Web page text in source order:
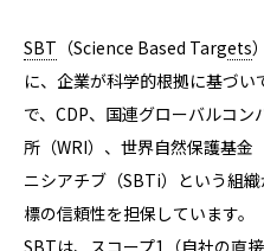
SBT （Science Based Targets
に、企業が科学的根拠に基づ
で、CDP、国連グローバルコ
所（WRI）、世界自然保護基金
ニシアチブ（SBTi）という組
標の信頼性を担保しています。
SBTは、スコープ1（自社の直